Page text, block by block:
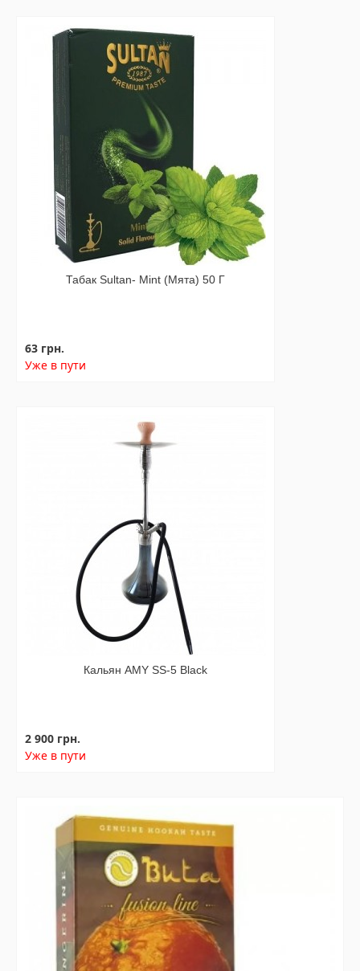
Табак Sultan- Mint (Мята) 50 Г
63 грн.
Уже в пути
Кальян AMY SS-5 Black
2 900 грн.
Уже в пути